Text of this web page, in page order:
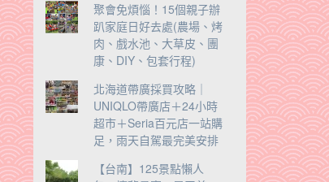
聚會免煩惱！15個親子辦
趴家庭日好去處(農場、烤
肉、戲水池、大草皮、團
康、DIY、包套行程)
北海道帶廣採買攻略｜
UNIQLO帶廣店＋24小時
超市＋Seria百元店一站購
足，雨天自駕最完美安排
【台南】125景點懶人